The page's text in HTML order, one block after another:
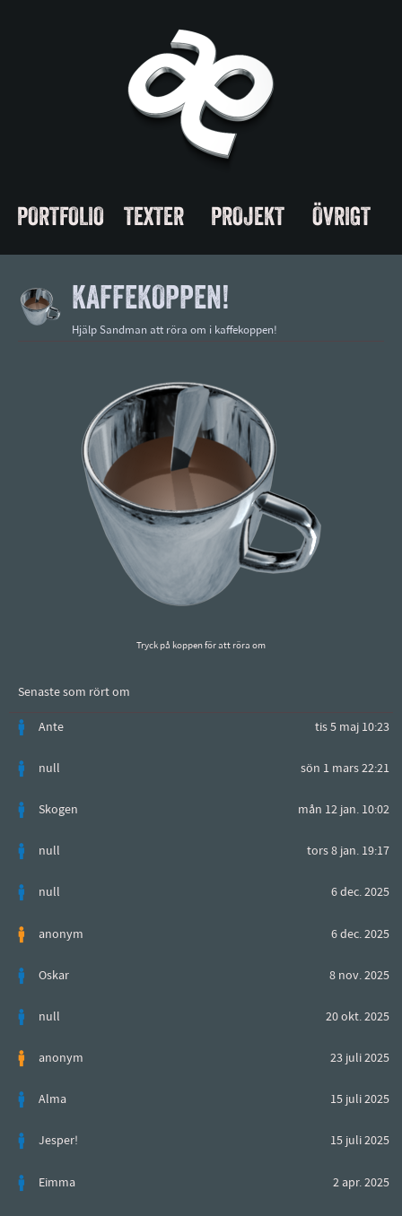
PORTFOLIO TEXTER PROJEKT ÖVRIGT
KAFFEKOPPEN!
Hjälp Sandman att röra om i kaffekoppen!
Tryck på koppen för att röra om
Senaste som rört om
tis 5 maj 10:23
Ante
sön 1 mars 22:21
null
mån 12 jan. 10:02
Skogen
tors 8 jan. 19:17
null
6 dec. 2025
null
6 dec. 2025
anonym
8 nov. 2025
Oskar
20 okt. 2025
null
23 juli 2025
anonym
15 juli 2025
Alma
15 juli 2025
Jesper!
2 apr. 2025
Eimma